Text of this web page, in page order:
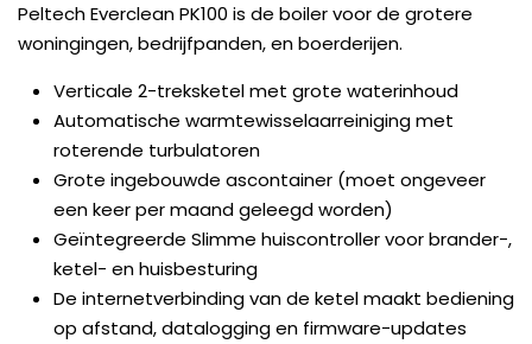
Peltech Everclean PK100 is de boiler voor de grotere
woningingen, bedrijfpanden, en boerderijen.
Verticale 2-treksketel met grote waterinhoud
Automatische warmtewisselaarreiniging met
roterende turbulatoren
Grote ingebouwde ascontainer (moet ongeveer
een keer per maand geleegd worden)
Geïntegreerde Slimme huiscontroller voor brander-,
ketel- en huisbesturing
De internetverbinding van de ketel maakt bediening
op afstand, datalogging en firmware-updates